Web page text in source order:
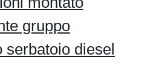
gruppo
serbatoio diesel